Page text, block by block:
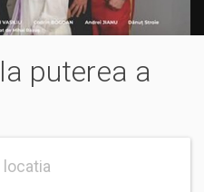
puterea a
locatia